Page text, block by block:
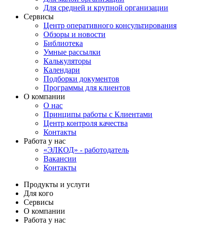
Для средней и крупной организации
Сервисы
Центр оперативного консультирования
Обзоры и новости
Библиотека
Умные рассылки
Калькуляторы
Календари
Подборки документов
Программы для клиентов
О компании
О нас
Принципы работы с Клиентами
Центр контроля качества
Контакты
Работа у нас
«ЭЛКОД» - работодатель
Вакансии
Контакты
Продукты и услуги
Для кого
Сервисы
О компании
Работа у нас